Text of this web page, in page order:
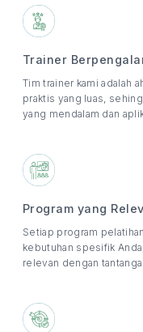
Trainer
Tim trainer kami adalah
praktis yang luas,
yang mendalam dan
Program yang
Setiap program
kebutuhan spesifik
relevan dengan